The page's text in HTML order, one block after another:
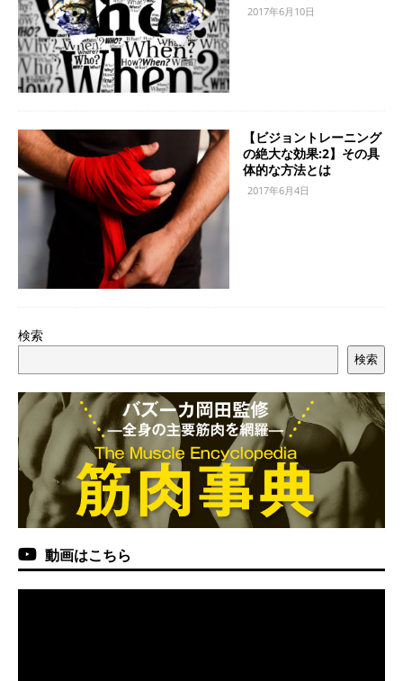
2017年6月10日
【ビジョントレーニング
の絶大な効果:2】その具
体的な方法とは
2017年6月4日
検索
検索
動画はこちら